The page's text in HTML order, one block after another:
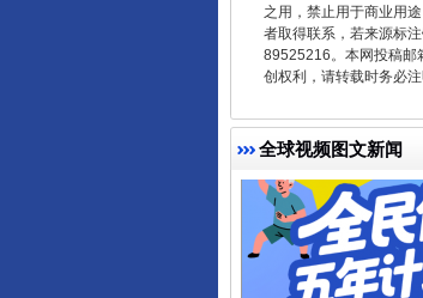
之用，禁止用于商业用
者取得联系，若来源标
89525216。本网投稿邮
创权利，请转载时务必
全球视频图文新闻
全民健身五年